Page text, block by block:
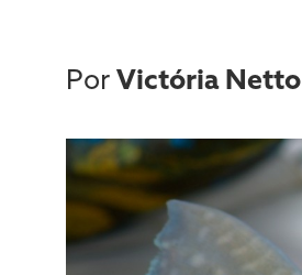
PorVictória Netto